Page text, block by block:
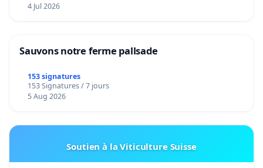
4 Jul 2026
Sauvons notre ferme pallsade
153 signatures
153 Signatures / 7 jours
5 Aug 2026
Soutien à la Viticulture Suisse